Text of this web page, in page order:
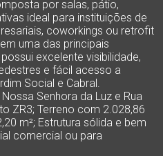
por salas, pátio,
ideal para instituições de
coworkings ou retrofit
uma das principais
excelente visibilidade,
e fácil acesso a
Social e Cabral.
Senhora da Luz e Rua
ZR3; Terreno com 2.028,86
m²; Estrutura sólida e bem
comercial ou para